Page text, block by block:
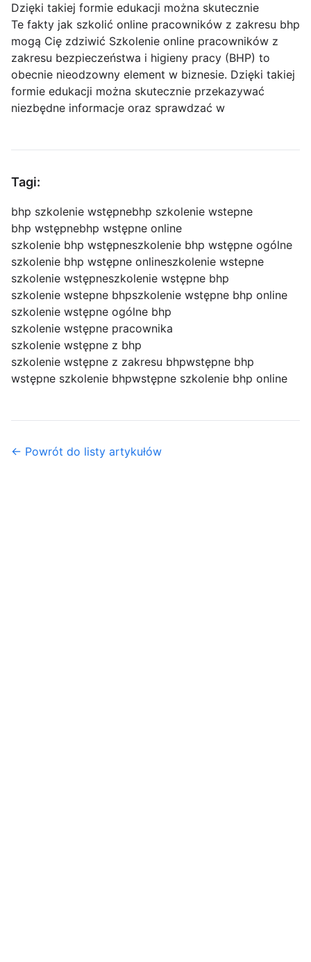
Dzięki takiej formie edukacji można skutecznie
Te fakty jak szkolić online pracowników z zakresu bhp
mogą Cię zdziwić Szkolenie online pracowników z
zakresu bezpieczeństwa i higieny pracy (BHP) to
obecnie nieodzowny element w biznesie. Dzięki takiej
formie edukacji można skutecznie przekazywać
niezbędne informacje oraz sprawdzać w
Tagi:
bhp szkolenie wstępnebhp szkolenie wstepne
bhp wstępnebhp wstępne online
szkolenie bhp wstępneszkolenie bhp wstępne ogólne
szkolenie bhp wstępne onlineszkolenie wstepne
szkolenie wstępneszkolenie wstępne bhp
szkolenie wstepne bhpszkolenie wstępne bhp online
szkolenie wstępne ogólne bhp
szkolenie wstępne pracownika
szkolenie wstępne z bhp
szkolenie wstępne z zakresu bhpwstępne bhp
wstępne szkolenie bhpwstępne szkolenie bhp online
← Powrót do listy artykułów